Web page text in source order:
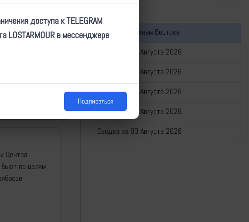
Центра
по целям
Война на Ближнем Востоке
Сводка за 07 Августа 2026
Сводка за 06 Августа 2026
Сводка за 05 Августа 2026
Сводка за 04 Августа 2026
Сводка за 03 Августа 2026
доступа к TELEGRAM
LOSTARMOUR в мессенджере
Подписаться